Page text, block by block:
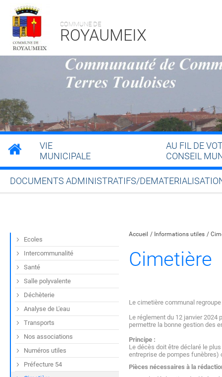
COMMUNE DE
ROYAUMEIX
VIE
MUNICIPALE
AU FIL DE
CONSEIL
DOCUMENTS ADMINISTRATIFS/
Accueil Informations utiles
Cimetière
Le cimetière communal
Le réglement du 12 janvier 2024
permettre la bonne gestion des
Principe :
Le décès doit être déclaré le
entreprise de pompes funèbres)
Pièces nécessaires à la
Ecoles
Intercommunalité
Santé
Salle polyvalente
Déchèterie
Analyse de L'eau
Transports
Nos associations
Numéros utiles
Préfecture 54